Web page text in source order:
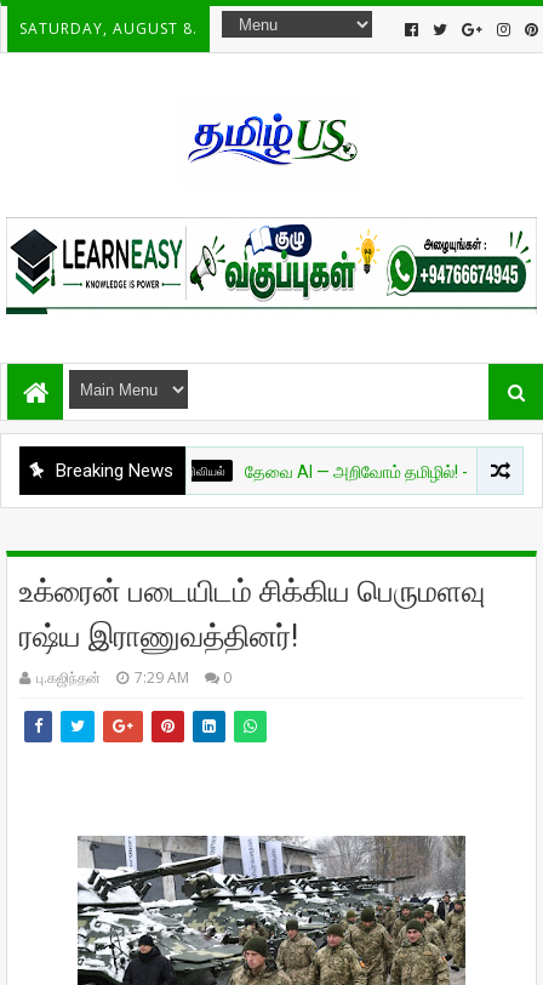
SATURDAY, AUGUST 8.
Breaking News
அறிவியல் தேவை AI — அறிவோம் தமிழில்! - பாகம் 01
உக்ரைன் படையிடம் சிக்கிய பெருமளவு
ரஷ்ய இராணுவத்தினர்!
பு.கஜிந்தன் 7:29 AM 0